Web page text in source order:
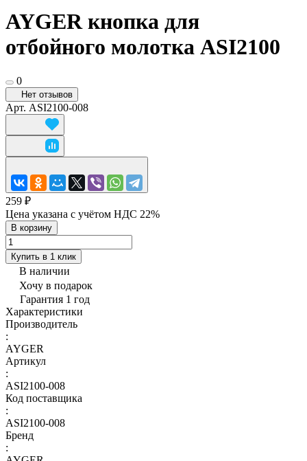
AYGER кнопка для
отбойного молотка ASI2100
0
Нет отзывов
Арт. ASI2100-008
259 ₽
Цена указана с учётом НДС 22%
В корзину
Купить в 1 клик
В наличии
Хочу в подарок
Гарантия 1 год
Характеристики
Производитель
:
AYGER
Артикул
:
ASI2100-008
Код поставщика
:
ASI2100-008
Бренд
: